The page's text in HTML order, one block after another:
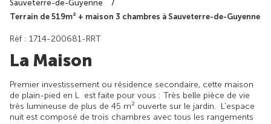
Sauveterre-de-Guyenne
Terrain de 519m² + maison 3 chambres à Sauveterre-de-Guyenne
Rèf : 1714-200681-RRT
La Maison
Premier investissement ou résidence secondaire, cette maison
de plain-pied en L est faite pour vous : Très belle pièce de vie
très lumineuse de plus de 45 m² ouverte sur le jardin. L’espace
nuit est composé de trois chambres avec tous les rangements